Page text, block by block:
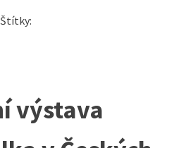
Štítky:
výstava